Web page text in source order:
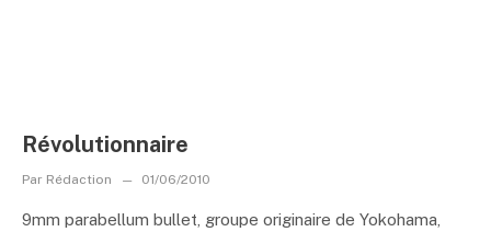
Révolutionnaire
Par Rédaction 01/06/2010
9mm parabellum bullet, groupe originaire de Yokohama,